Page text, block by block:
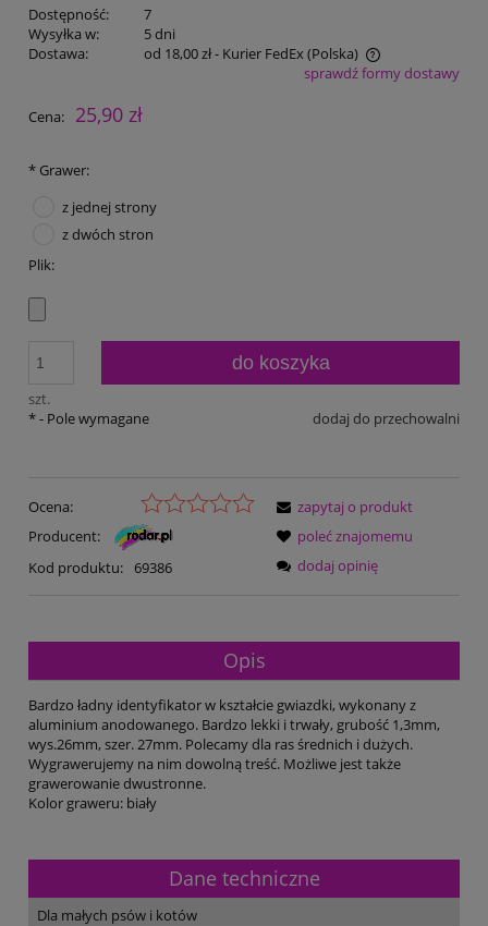
Dostępność:
7
Wysyłka w:
5 dni
Dostawa:
od 18,00 zł- Kurier FedEx(Polska)
Cena nie zawiera ewentualnych kosztów płatnościsprawdź formy dostawy
Cena: 25,90 zł
* Grawer:
z jednej strony
z dwóch stron
Plik:
szt.
do koszyka
dodaj do przechowalni
*- Pole wymagane
Ocena:
Producent:
Kod produktu: 69386
zapytaj o produkt
poleć znajomemu
dodaj opinię
Opis
Bardzo ładny identyfikator w kształcie gwiazdki, wykonany z
aluminium anodowanego. Bardzo lekki i trwały, grubość 1,3mm,
wys.26mm, szer. 27mm. Polecamy dla ras średnich i dużych.
Wygrawerujemy na nim dowolną treść. Możliwe jest także
grawerowanie dwustronne.
Kolor graweru: biały
Dane techniczne
Dla małych psów i kotów